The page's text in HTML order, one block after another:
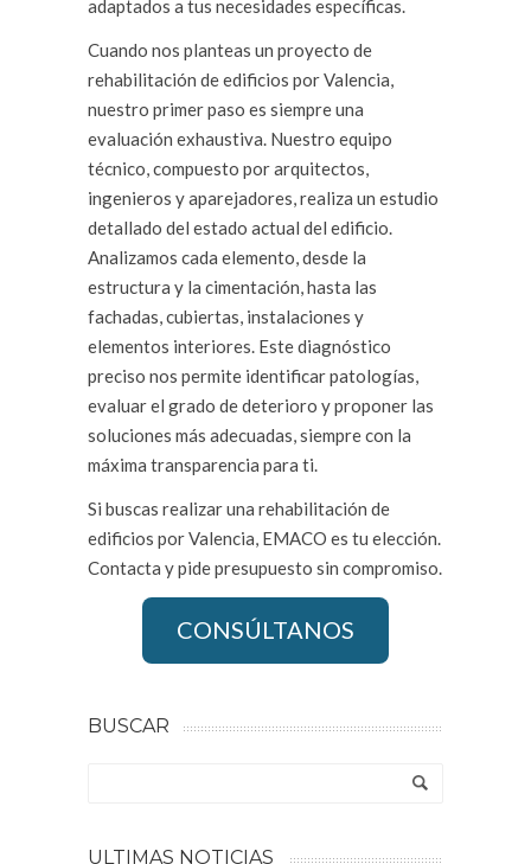
adaptados a tus necesidades específicas.
Cuando nos planteas un proyecto de
rehabilitación de edificios por Valencia,
nuestro primer paso es siempre una
evaluación exhaustiva. Nuestro equipo
técnico, compuesto por arquitectos,
ingenieros y aparejadores, realiza un estudio
detallado del estado actual del edificio.
Analizamos cada elemento, desde la
estructura y la cimentación, hasta las
fachadas, cubiertas, instalaciones y
elementos interiores. Este diagnóstico
preciso nos permite identificar patologías,
evaluar el grado de deterioro y proponer las
soluciones más adecuadas, siempre con la
máxima transparencia para ti.
Si buscas realizar una rehabilitación de
edificios por Valencia, EMACO es tu elección.
Contacta y pide presupuesto sin compromiso.
CONSÚLTANOS
BUSCAR
ULTIMAS NOTICIAS